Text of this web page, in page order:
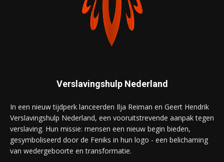
Verslavingshulp Nederland
In een nieuw tijdperk lanceerden Ilja Reiman en Geert Hendrik
Verslavingshulp Nederland, een vooruitstrevende aanpak tegen
verslaving. Hun missie: mensen een nieuw begin bieden,
gesymboliseerd door de Feniks in hun logo - een belichaming
van wedergeboorte en transformatie.